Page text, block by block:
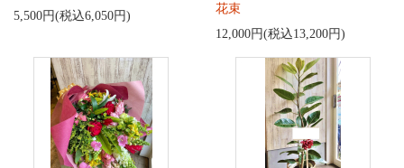
5,500円(税込6,050円)
花束
12,000円(税込13,200円)